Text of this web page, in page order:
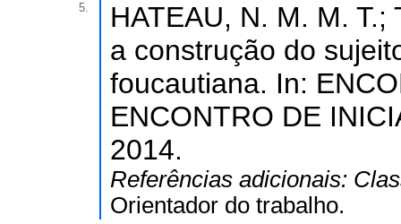
5.
HATEAU, N. M. M.
a construção do
foucautiana. In:
ENCONTRO DE
2014.
Referências adicionais:
Orientador do trabalho.